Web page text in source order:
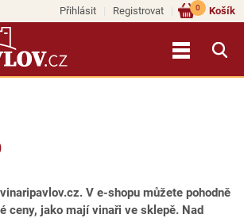
Přihlásit Registrovat Košík
0
V e-shopu můžete pohodně
ceny, jako mají vinaři ve sklepě. Nad